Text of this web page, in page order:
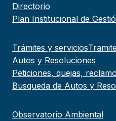
Directorio
Plan Institucional de
Trámites y servicios
Autos y Resoluciones
Peticiones, quejas,
Busqueda de Autos y
Observatorio Ambiental